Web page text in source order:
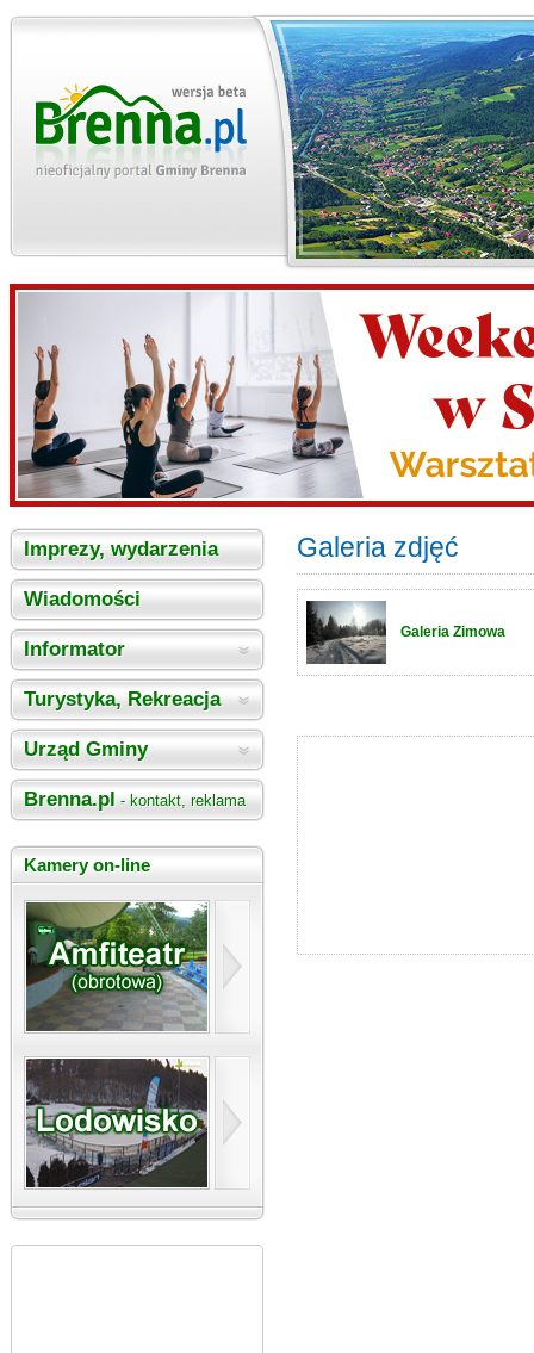
Imprezy, wydarzenia
Wiadomości
Informator
Turystyka, Rekreacja
Urząd Gminy
Brenna.pl- kontakt, reklama
Kamery on-line
Galeria zdjęć
Galeria Zimowa